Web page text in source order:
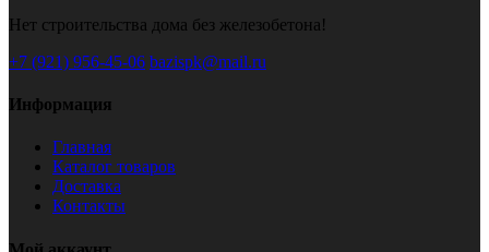
Нет строительства дома без железобетона!
+7 (921) 956-45-06 bazispk@mail.ru
Информация
Главная
Каталог товаров
Доставка
Контакты